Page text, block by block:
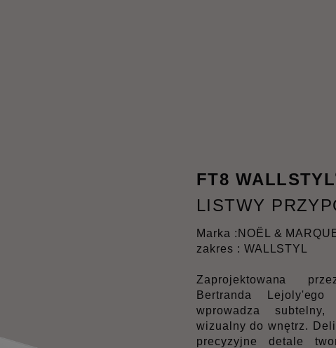
FT8 WALLSTYL
LISTWY
Marka : NOËL &
zakres : WALLSTYL
Zaprojektowana
Bertranda
wprowadza
wizualny do wnętrz.
precyzyjne detale